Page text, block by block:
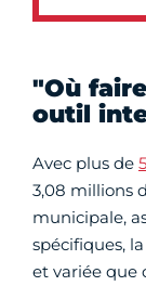
"Où
outil
Avec plus de
3,08 millions
municipale,
spécifiques,
et variée que